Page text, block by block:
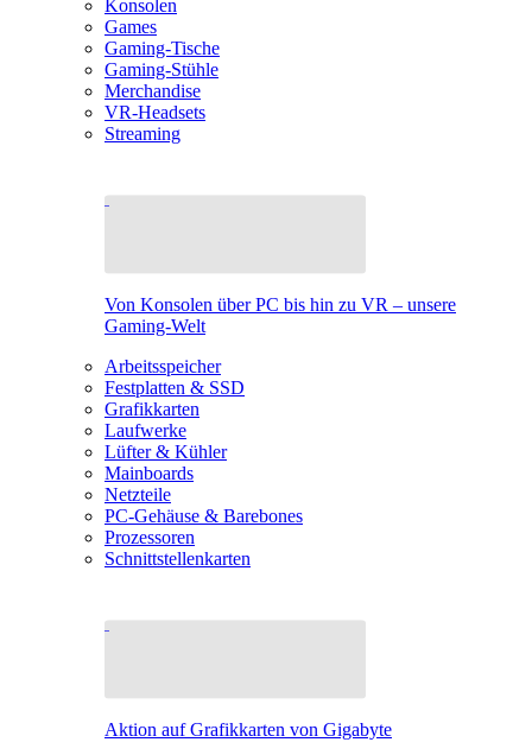
Konsolen
Games
Gaming-Tische
Gaming-Stühle
Merchandise
VR-Headsets
Streaming
Von Konsolen über PC bis hin zu VR – unsere
Gaming-Welt
Arbeitsspeicher
Festplatten & SSD
Grafikkarten
Laufwerke
Lüfter & Kühler
Mainboards
Netzteile
PC-Gehäuse & Barebones
Prozessoren
Schnittstellenkarten
Aktion auf Grafikkarten von Gigabyte